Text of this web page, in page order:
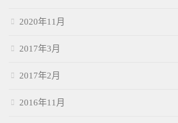
2020年11月
2017年3月
2017年2月
2016年11月